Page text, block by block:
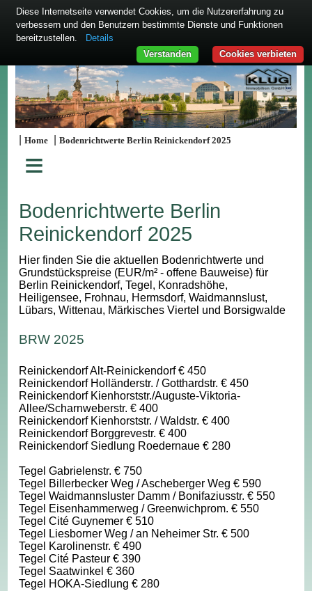
|Home |Bodenrichtwerte Berlin Reinickendorf 2025
≡
Bodenrichtwerte Berlin
Reinickendorf 2025
Hier finden Sie die aktuellen Bodenrichtwerte und
Grundstückspreise (EUR/m² - offene Bauweise) für
Berlin Reinickendorf, Tegel, Konradshöhe,
Heiligensee, Frohnau, Hermsdorf, Waidmannslust,
Lübars, Wittenau, Märkisches Viertel und Borsigwalde
BRW 2025
Reinickendorf Alt-Reinickendorf € 450
Reinickendorf Holländerstr. / Gotthardstr. € 450
Reinickendorf Kienhorststr./Auguste-Viktoria-
Allee/Scharnweberstr. € 400
Reinickendorf Kienhorststr. / Waldstr. € 400
Reinickendorf Borggrevestr. € 400
Reinickendorf Siedlung Roedernaue € 280
Tegel Gabrielenstr. € 750
Tegel Billerbecker Weg / Ascheberger Weg € 590
Tegel Waidmannsluster Damm / Bonifaziusstr. € 550
Tegel Eisenhammerweg / Greenwichprom. € 550
Tegel Cité Guynemer € 510
Tegel Liesborner Weg / an Neheimer Str. € 500
Tegel Karolinenstr. € 490
Tegel Cité Pasteur € 390
Tegel Saatwinkel € 360
Tegel HOKA-Siedlung € 280
Diese Internetseite verwendet Cookies, um die Nutzererfahrung zu
verbessern und den Benutzern bestimmte Dienste und Funktionen
bereitzustellen.
Details
Cookies verbieten
Verstanden